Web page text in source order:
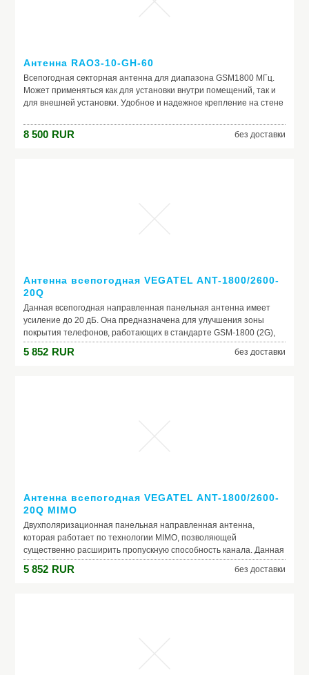
Антенна RAO3-10-GH-60
Всепогодная секторная антенна для диапазона GSM1800 МГц.
Может применяться как для установки внутри помещений, так и
для внешней установки. Удобное и надежное крепление на стене
8 500 RUR без доставки
Антенна всепогодная VEGATEL ANT-1800/2600-
20Q
Данная всепогодная направленная панельная антенна имеет
усиление до 20 дБ. Она предназначена для улучшения зоны
покрытия телефонов, работающих в стандарте GSM-1800 (2G),
LTE1800 (4G), UMTS2100 (3G), LTE2100 (4G), LTE2600 (4G)
операторов Билайн, Мегафон, МТС, ТЕЛЕ2. Это одна из самых
5 852 RUR без доставки
Антенна всепогодная VEGATEL ANT-1800/2600-
20Q MIMO
Двухполяризационная панельная направленная антенна,
которая работает по технологии MIMO, позволяющей
существенно расширить пропускную способность канала. Данная
антенна предназначена для усиления сотового сигнала в
стандартах GSM-1800 (2G), UMTS2100 (3G), LTE1800 (4G),
5 852 RUR без доставки